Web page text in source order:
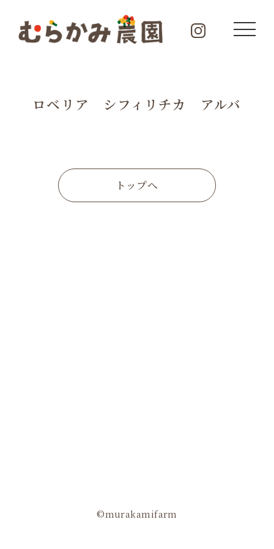
ロベリア シフィリチカ アルバ
トップへ
©murakamifarm